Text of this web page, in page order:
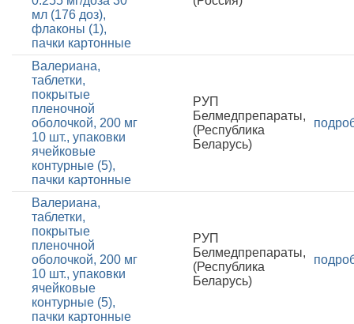
мл (176 доз),
флаконы (1),
пачки картонные
Валериана,
таблетки,
покрытые
пленочной
оболочкой, 200 мг
10 шт., упаковки
ячейковые
контурные (5),
пачки картонные
РУП
Белмедпрепараты,
(Республика
Беларусь)
Валериана,
таблетки,
покрытые
пленочной
оболочкой, 200 мг
10 шт., упаковки
ячейковые
контурные (5),
пачки картонные
РУП
Белмедпрепараты,
(Республика
Беларусь)